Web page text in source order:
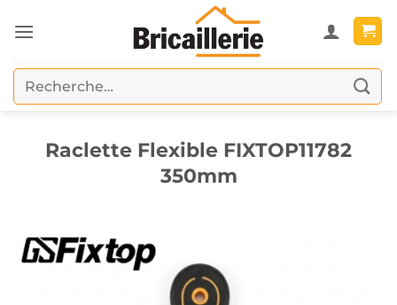
au
Recherche
pour :
Raclette Flexible FIXTOP11782
350mm